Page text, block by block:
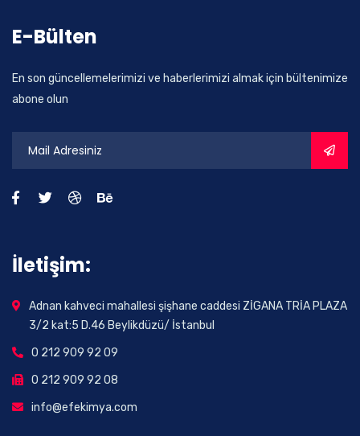
E-Bülten
En son güncellemelerimizi ve haberlerimizi almak için bültenimize
abone olun
İletişim:
Adnan kahveci mahallesi şişhane caddesi ZİGANA TRİA PLAZA
3/2 kat:5 D.46 Beylikdüzü/ İstanbul
0 212 909 92 09
0 212 909 92 08
info@efekimya.com